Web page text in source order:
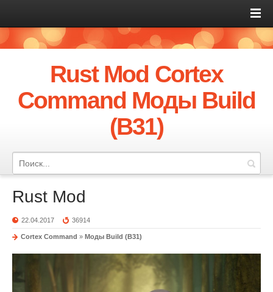
Rust Mod Cortex
Command Моды Build
(B31)
Rust Mod
22.04.2017 36914
Cortex Command » Моды Build (B31)